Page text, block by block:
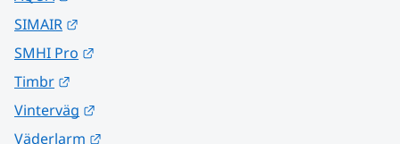
SIMAIR
SMHI Pro
Timbr
Vinterväg
Väderlarm